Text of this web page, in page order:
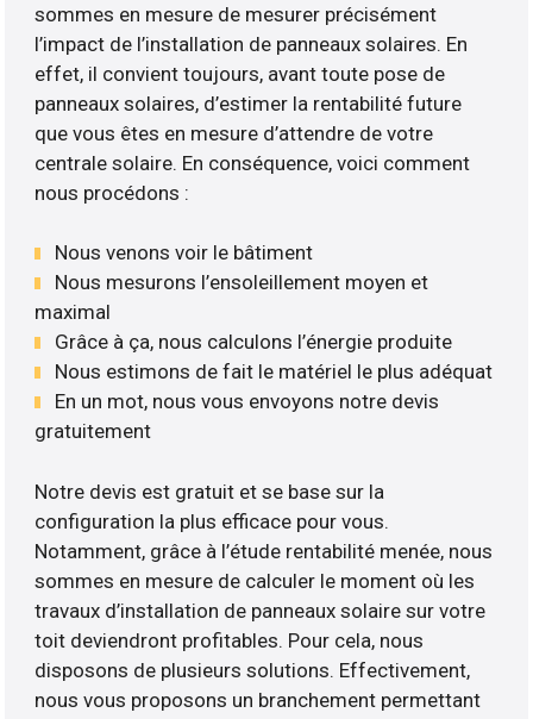
sommes en mesure de mesurer précisément
l’impact de l’installation de panneaux solaires. En
effet, il convient toujours, avant toute pose de
panneaux solaires, d’estimer la rentabilité future
que vous êtes en mesure d’attendre de votre
centrale solaire. En conséquence, voici comment
nous procédons :
Nous venons voir le bâtiment
Nous mesurons l’ensoleillement moyen et
maximal
Grâce à ça, nous calculons l’énergie produite
Nous estimons de fait le matériel le plus adéquat
En un mot, nous vous envoyons notre devis
gratuitement
Notre devis est gratuit et se base sur la
configuration la plus efficace pour vous.
Notamment, grâce à l’étude rentabilité menée, nous
sommes en mesure de calculer le moment où les
travaux d’installation de panneaux solaire sur votre
toit deviendront profitables. Pour cela, nous
disposons de plusieurs solutions. Effectivement,
nous vous proposons un branchement permettant